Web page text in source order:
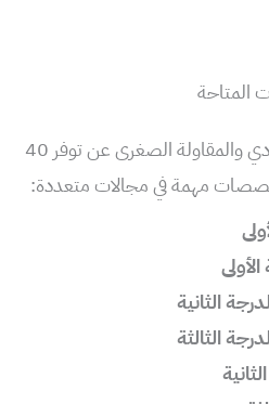
المتاحة
تعلن وزارة الإدماج الاقتصادي والمقاولة الصغرى عن توفر 40
مهمة في مجالات متعددة: